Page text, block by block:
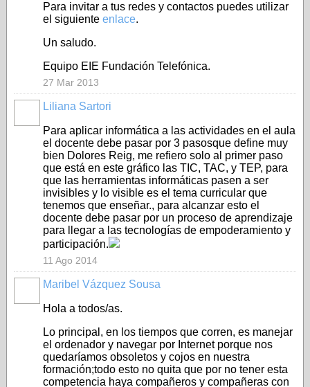
Para invitar a tus redes y contactos puedes utilizar
el siguiente enlace.
Un saludo.
Equipo EIE Fundación Telefónica.
27 Mar 2013
Liliana Sartori
Para aplicar informática a las actividades en el aula
el docente debe pasar por 3 pasosque define muy
bien Dolores Reig, me refiero solo al primer paso
que está en este gráfico las TIC, TAC, y TEP, para
que las herramientas informáticas pasen a ser
invisibles y lo visible es el tema curricular que
tenemos que enseñar., para alcanzar esto el
docente debe pasar por un proceso de aprendizaje
para llegar a las tecnologías de empoderamiento y
participación.
11 Ago 2014
Maribel Vázquez Sousa
Hola a todos/as.
Lo principal, en los tiempos que corren, es manejar
el ordenador y navegar por Internet porque nos
quedaríamos obsoletos y cojos en nuestra
formación;todo esto no quita que por no tener esta
competencia haya compañeros y compañeras con